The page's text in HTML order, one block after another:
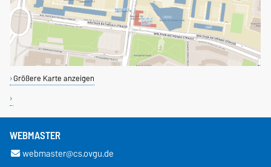
Größere Karte anzeigen
WEBMASTER
webmaster@cs.ovgu.de